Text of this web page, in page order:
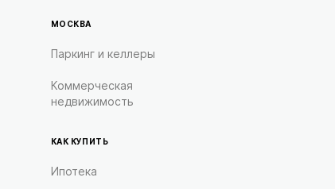
МОСКВА
Паркинг и келлеры
Коммерческая
недвижимость
КАК КУПИТЬ
Ипотека